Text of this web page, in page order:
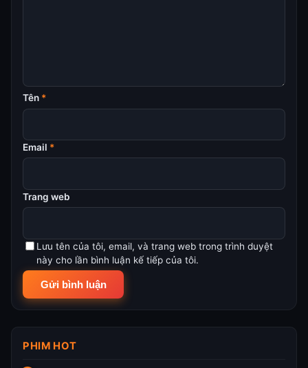
Tên *
Email *
Trang web
Lưu tên của tôi, email, và trang web trong trình duyệt
này cho lần bình luận kế tiếp của tôi.
PHIM HOT